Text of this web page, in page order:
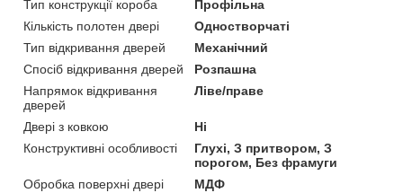
Тип конструкції короба
Профільна
Кількість полотен двері
Одностворчаті
Тип відкривання дверей
Механічний
Спосіб відкривання дверей
Розпашна
Напрямок відкривання
дверей
Ліве/праве
Двері з ковкою
Ні
Конструктивні особливості
Глухі, З притвором, З
порогом, Без фрамуги
Обробка поверхні двері
МДФ